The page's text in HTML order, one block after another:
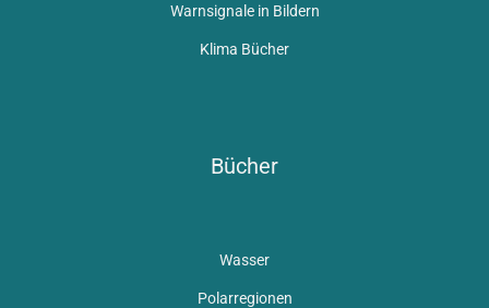
Warnsignale in Bildern
Klima Bücher
Bücher
Wasser
Polarregionen